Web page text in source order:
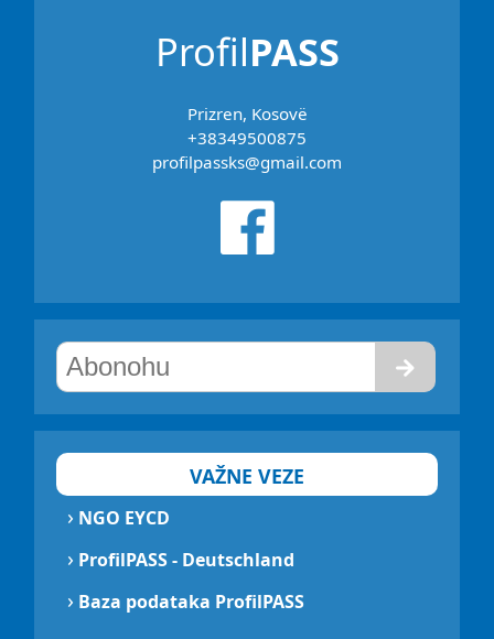
ProfilPASS
Prizren, Kosovë
+38349500875
profilpassks@gmail.com
VAŽNE VEZE
› NGO EYCD
› ProfilPASS - Deutschland
› Baza podataka ProfilPASS